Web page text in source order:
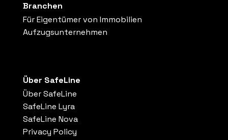
Branchen
Für Eigentümer von Immobilien
Aufzugsunternehmen
Über SafeLine
Über SafeLine
SafeLine Lyra
SafeLine Nova
Privacy Policy